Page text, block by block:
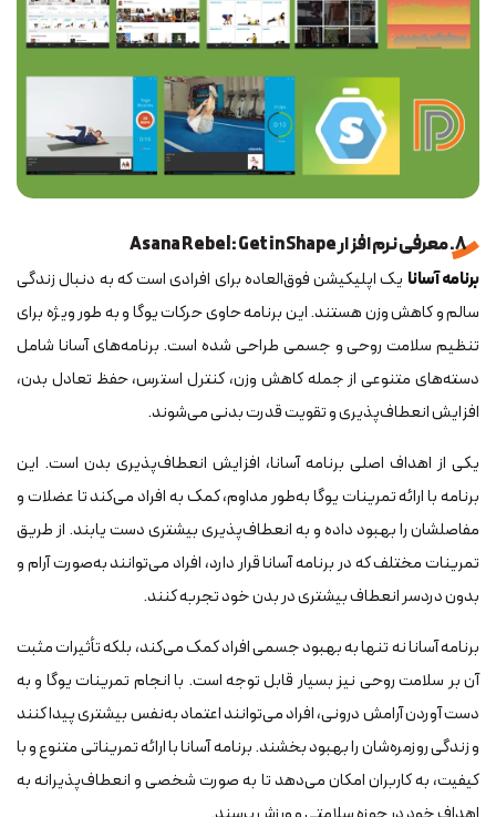
8. معرفی نرم افزار Asana Rebel: Get in Shape
برنامه آسانا یک اپلیکیشن فوق‌العاده برای افرادی است که به دنبال زندگی
سالم و کاهش وزن هستند. این برنامه حاوی حرکات یوگا و به طور ویژه برای
تنظیم سلامت روحی و جسمی طراحی شده است. برنامه‌های آسانا شامل
دسته‌های متنوعی از جمله کاهش وزن، کنترل استرس، حفظ تعادل بدن،
افزایش انعطاف‌پذیری و تقویت قدرت بدنی می‌شوند.
یکی از اهداف اصلی برنامه آسانا، افزایش انعطاف‌پذیری بدن است. این
برنامه با ارائه تمرینات یوگا به‌طور مداوم، کمک به افراد می‌کند تا عضلات و
مفاصلشان را بهبود داده و به انعطاف‌پذیری بیشتری دست یابند. از طریق
تمرینات مختلف که در برنامه آسانا قرار دارد، افراد می‌توانند به‌صورت آرام و
بدون دردسر انعطاف بیشتری در بدن خود تجربه کنند.
برنامه آسانا نه تنها به بهبود جسمی افراد کمک می‌کند، بلکه تأثیرات مثبت
آن بر سلامت روحی نیز بسیار قابل توجه است. با انجام تمرینات یوگا و به
دست آوردن آرامش درونی، افراد می‌توانند اعتماد به‌نفس بیشتری پیدا کنند
و زندگی روزمره‌شان را بهبود بخشند. برنامه آسانا با ارائه تمریناتی متنوع و با
کیفیت، به کاربران امکان می‌دهد تا به صورت شخصی و انعطاف‌پذیرانه به